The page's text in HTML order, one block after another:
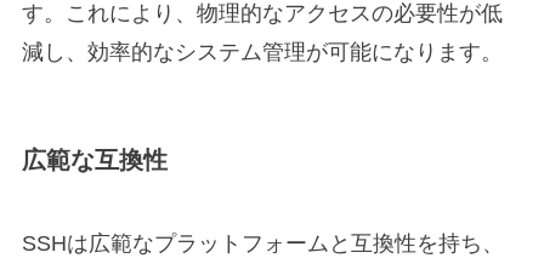
す。これにより、物理的なアクセスの必要性が低
減し、効率的なシステム管理が可能になります。
広範な互換性
SSHは広範なプラットフォームと互換性を持ち、